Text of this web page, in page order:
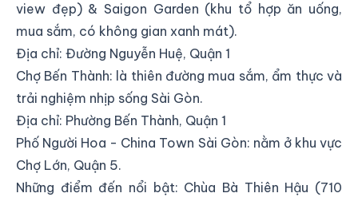
view đẹp) & Saigon Garden (khu tổ hợp ăn uống,
mua sắm, có không gian xanh mát).
Địa chỉ: Đường Nguyễn Huệ, Quận 1
Chợ Bến Thành: là thiên đường mua sắm, ẩm thực và
trải nghiệm nhịp sống Sài Gòn.
Địa chỉ: Phường Bến Thành, Quận 1
Phố Người Hoa - China Town Sài Gòn: nằm ở khu vực
Chợ Lớn, Quận 5.
Những điểm đến nổi bật: Chùa Bà Thiên Hậu (710